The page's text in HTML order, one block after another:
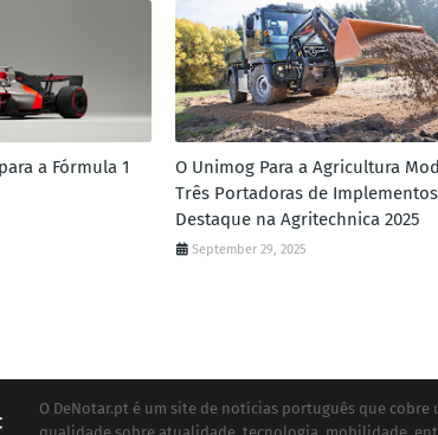
a Fórmula 1
O Unimog Para a Agricultura
Três Portadoras de
Destaque na Agritechnica 2025
September 29, 2025
O DeNotar.pt é um site de notícias português que